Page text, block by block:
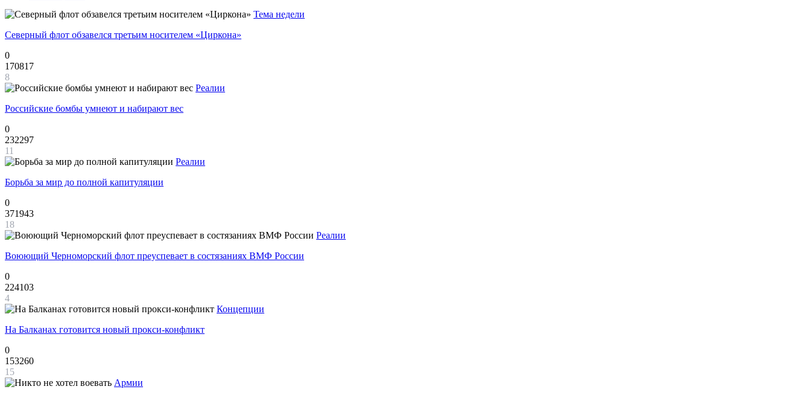
Тема недели
Северный флот обзавелся третьим носителем «Циркона»
0
170817
8
Реалии
Российские бомбы умнеют и набирают вес
0
232297
11
Реалии
Борьба за мир до полной капитуляции
0
371943
18
Реалии
Воюющий Черноморский флот преуспевает в состязаниях ВМФ России
0
224103
4
Концепции
На Балканах готовится новый прокси-конфликт
0
153260
15
Армии